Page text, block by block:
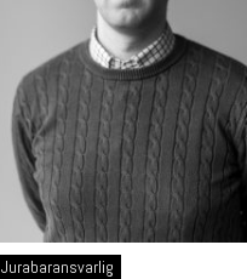
Jurabaransvarlig